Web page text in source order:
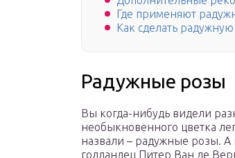
Где применяют
Как сделать
Радужные розы
Вы когда-нибудь видели
необыкновенного цветка
назвали – радужные розы.
голландец Питер Ван де